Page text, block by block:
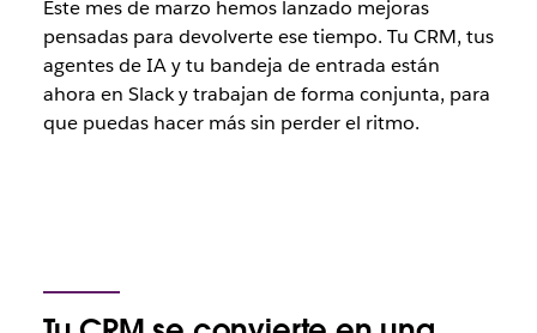
Este mes de marzo hemos lanzado mejoras
pensadas para devolverte ese tiempo. Tu CRM, tus
agentes de IA y tu bandeja de entrada están
ahora en Slack y trabajan de forma conjunta, para
que puedas hacer más sin perder el ritmo.